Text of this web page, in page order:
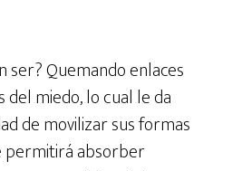
ser? Quemando enlaces
miedo, lo cual le da
de movilizar sus formas
permitirá absorber